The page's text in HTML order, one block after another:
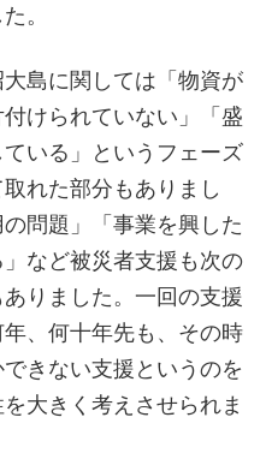
。
島に関しては「物資が
けられていない」「盛
いる」というフェーズ
れた部分もありまし
問題」「事業を興した
など被災者支援も次の
りました。一回の支援
、何十年先も、その時
きない支援というのを
大きく考えさせられま